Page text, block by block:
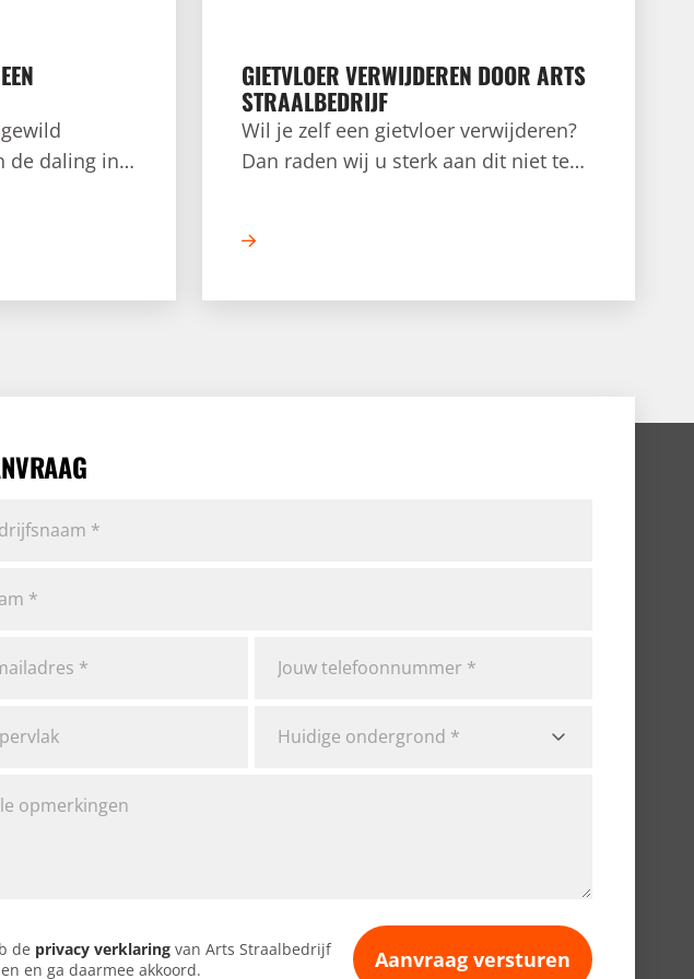
de daling in
GIETVLOER VERWIJDEREN DOOR ARTS
STRAALBEDRIJF
Wil je zelf een gietvloer verwijderen?
Dan raden wij u sterk aan dit niet te
Wanneer dit niet met de juiste kennis
de privacy verklaringvan Arts Straalbedrijf
en ga daarmee akkoord.